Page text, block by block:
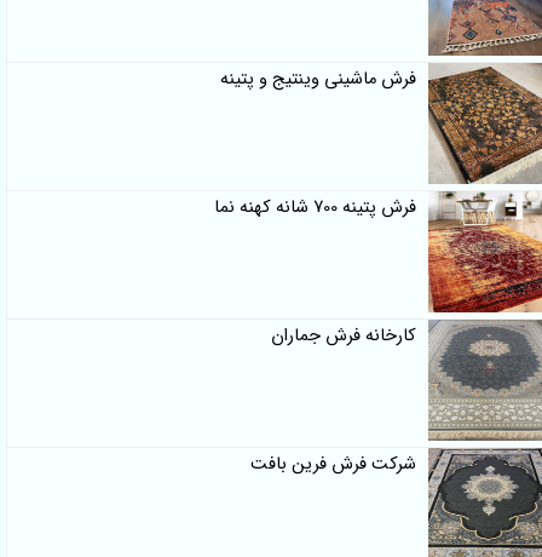
فرش ماشینی وینتیج و پتینه
فرش پتینه 700 شانه کهنه نما
کارخانه فرش جماران
شرکت فرش فرین بافت